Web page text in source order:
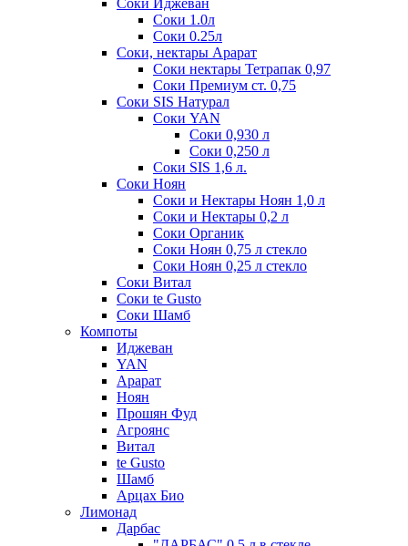
Соки Иджеван
Соки 1.0л
Соки 0.25л
Соки, нектары Арарат
Соки нектары Тетрапак 0,97
Соки Премиум ст. 0,75
Соки SIS Натурал
Соки YAN
Соки 0,930 л
Соки 0,250 л
Соки SIS 1,6 л.
Соки Ноян
Соки и Нектары Ноян 1,0 л
Соки и Нектары 0,2 л
Соки Органик
Соки Ноян 0,75 л стекло
Соки Ноян 0,25 л стекло
Соки Витал
Соки te Gusto
Соки Шамб
Компоты
Иджеван
YAN
Арарат
Ноян
Прошян Фуд
Агроянс
Витал
te Gusto
Шамб
Арцах Био
Лимонад
Дарбас